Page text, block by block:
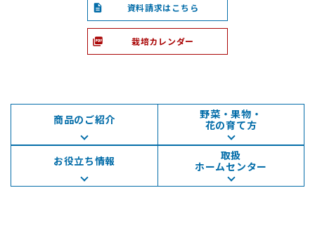
資料請求はこちら
栽培カレンダー
商品のご紹介
野菜・果物・
花の育て方
お役立ち情報
取扱
ホームセンター